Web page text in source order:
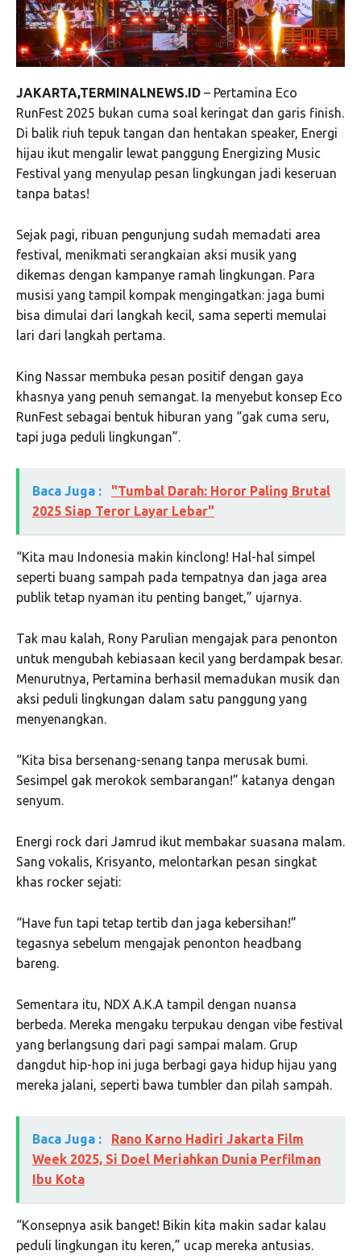
JAKARTA,TERMINALNEWS.ID – Pertamina Eco
RunFest 2025 bukan cuma soal keringat dan garis finish.
Di balik riuh tepuk tangan dan hentakan speaker, Energi
hijau ikut mengalir lewat panggung Energizing Music
Festival yang menyulap pesan lingkungan jadi keseruan
tanpa batas!
Sejak pagi, ribuan pengunjung sudah memadati area
festival, menikmati serangkaian aksi musik yang
dikemas dengan kampanye ramah lingkungan. Para
musisi yang tampil kompak mengingatkan: jaga bumi
bisa dimulai dari langkah kecil, sama seperti memulai
lari dari langkah pertama.
King Nassar membuka pesan positif dengan gaya
khasnya yang penuh semangat. Ia menyebut konsep Eco
RunFest sebagai bentuk hiburan yang “gak cuma seru,
tapi juga peduli lingkungan”.
Baca Juga :
"Tumbal Darah: Horor Paling Brutal
2025 Siap Teror Layar Lebar"
“Kita mau Indonesia makin kinclong! Hal-hal simpel
seperti buang sampah pada tempatnya dan jaga area
publik tetap nyaman itu penting banget,” ujarnya.
Tak mau kalah, Rony Parulian mengajak para penonton
untuk mengubah kebiasaan kecil yang berdampak besar.
Menurutnya, Pertamina berhasil memadukan musik dan
aksi peduli lingkungan dalam satu panggung yang
menyenangkan.
“Kita bisa bersenang-senang tanpa merusak bumi.
Sesimpel gak merokok sembarangan!” katanya dengan
senyum.
Energi rock dari Jamrud ikut membakar suasana malam.
Sang vokalis, Krisyanto, melontarkan pesan singkat
khas rocker sejati:
“Have fun tapi tetap tertib dan jaga kebersihan!”
tegasnya sebelum mengajak penonton headbang
bareng.
Sementara itu, NDX A.K.A tampil dengan nuansa
berbeda. Mereka mengaku terpukau dengan vibe festival
yang berlangsung dari pagi sampai malam. Grup
dangdut hip-hop ini juga berbagi gaya hidup hijau yang
mereka jalani, seperti bawa tumbler dan pilah sampah.
Baca Juga :
Rano Karno Hadiri Jakarta Film
Week 2025, Si Doel Meriahkan Dunia Perfilman
Ibu Kota
“Konsepnya asik banget! Bikin kita makin sadar kalau
peduli lingkungan itu keren,” ucap mereka antusias.